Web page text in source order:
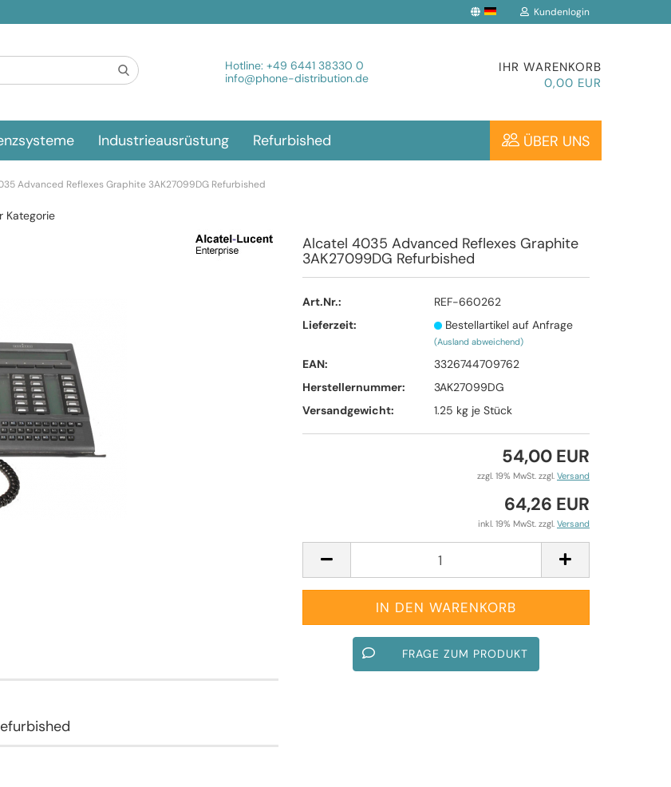
Kundenlogin
Konto erstellen
Passwort vergessen?
Hotline: +49 6441 38330 0
info@phone-distribution.de
IHR WARENKORB
0,00 EUR
Industrieausrüstung Refurbished ÜBER UNS
Advanced Reflexes Graphite 3AK27099DG Refurbished
Kategorie
Alcatel 4035 Advanced Reflexes Graphite
3AK27099DG Refurbished
Art.Nr.:
REF-660262
Lieferzeit:
Bestellartikel auf Anfrage
(Ausland abweichend)
EAN:
3326744709762
Herstellernummer:
3AK27099DG
Versandgewicht:
1.25 kg je Stück
54,00 EUR
zzgl. 19% MwSt. zzgl. Versand
64,26 EUR
inkl. 19% MwSt. zzgl. Versand
FRAGE ZUM PRODUKT